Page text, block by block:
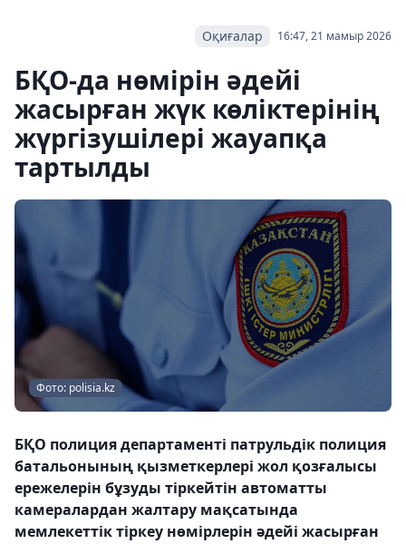
16:47, 21 мамыр 2026
Оқиғалар
БҚО-да нөмірін әдейі
жасырған жүк көліктерінің
жүргізушілері жауапқа
тартылды
Фото: polisia.kz
БҚО полиция департаменті патрульдік полиция
батальонының қызметкерлері жол қозғалысы
ережелерін бұзуды тіркейтін автоматты
камералардан жалтару мақсатында
мемлекеттік тіркеу нөмірлерін әдейі жасырған